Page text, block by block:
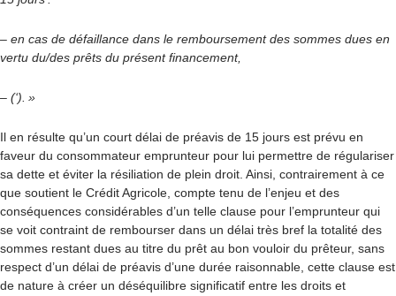
– en cas de défaillance dans le remboursement des sommes dues en
vertu du/des prêts du présent financement,
– (‘). »
Il en résulte qu’un court délai de préavis de 15 jours est prévu en
faveur du consommateur emprunteur pour lui permettre de régulariser
sa dette et éviter la résiliation de plein droit. Ainsi, contrairement à ce
que soutient le Crédit Agricole, compte tenu de l’enjeu et des
conséquences considérables d’un telle clause pour l’emprunteur qui
se voit contraint de rembourser dans un délai très bref la totalité des
sommes restant dues au titre du prêt au bon vouloir du prêteur, sans
respect d’un délai de préavis d’une durée raisonnable, cette clause est
de nature à créer un déséquilibre significatif entre les droits et